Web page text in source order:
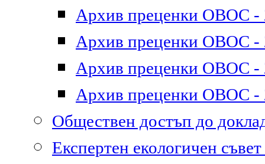
Архив преценки ОВОС -
Архив преценки ОВОС -
Архив преценки ОВОС -
Архив преценки ОВОС -
Обществен достъп до
Експертен екологичен